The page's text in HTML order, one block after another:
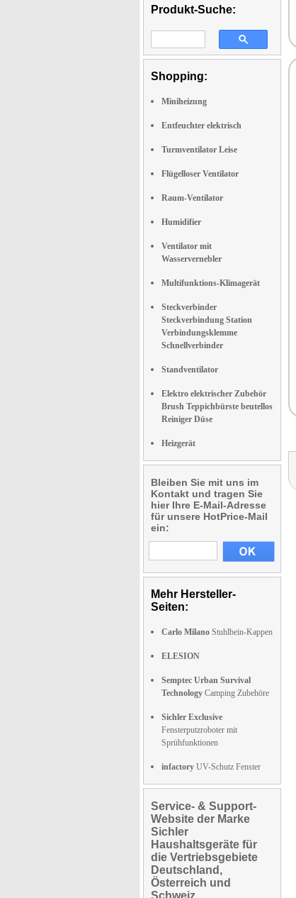
Produkt-Suche:
Shopping:
Miniheizung
Entfeuchter elektrisch
Turmventilator Leise
Flügelloser Ventilator
Raum-Ventilator
Humidifier
Ventilator mit
Wasservernebler
Multifunktions-Klimagerät
Steckverbinder
Steckverbindung Station
Verbindungsklemme
Schnellverbinder
Standventilator
Elektro elektrischer Zubehör
Brush Teppichbürste beutellos
Reiniger Düse
Heizgerät
Bleiben Sie mit uns im
Kontakt und tragen Sie
hier Ihre E-Mail-Adresse
für unsere HotPrice-Mail
ein:
Mehr Hersteller-
Seiten:
Carlo Milano Stuhlbein-Kappen
ELESION
Semptec Urban Survival
Technology Camping Zubehöre
Sichler Exclusive
Fensterputzroboter mit
Sprühfunktionen
infactory UV-Schutz Fenster
Service- & Support-
Website der Marke
Sichler
Haushaltsgeräte für
die Vertriebsgebiete
Deutschland,
Österreich und
Schweiz